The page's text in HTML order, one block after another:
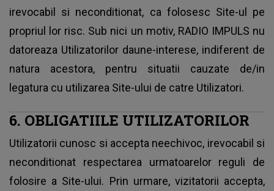
irevocabil si neconditionat, ca folosesc Site-ul pe
propriul lor risc. Sub nici un motiv, RADIO IMPULS nu
datoreaza Utilizatorilor daune-interese, indiferent de
natura acestora, pentru situatii cauzate de/in
legatura cu utilizarea Site-ului de catre Utilizatori.
6. OBLIGATIILE UTILIZATORILOR
Utilizatorii cunosc si accepta neechivoc, irevocabil si
neconditionat respectarea urmatoarelor reguli de
folosire a Site-ului. Prin urmare, vizitatorii accepta,